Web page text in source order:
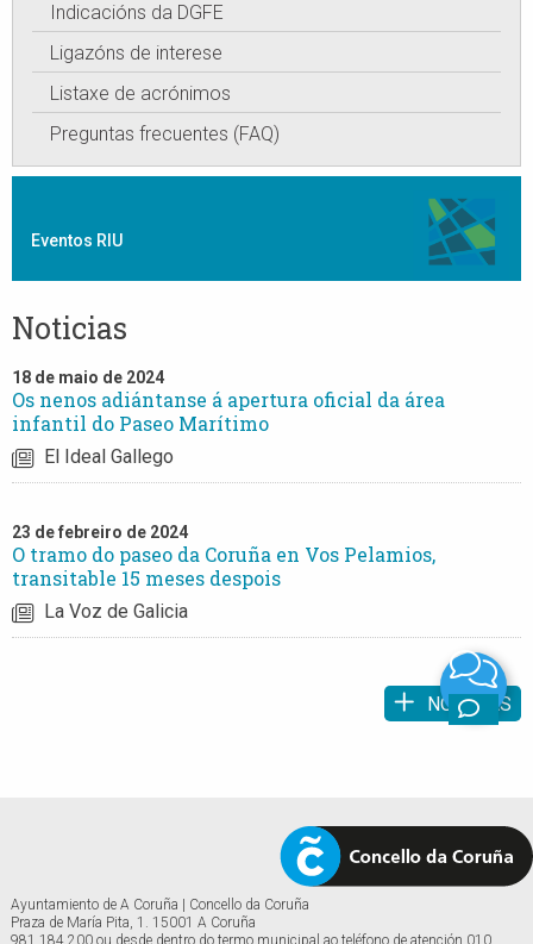
Indicacións da DGFE
Ligazóns de interese
Listaxe de acrónimos
Preguntas frecuentes (FAQ)
Eventos RIU
Noticias
18 de maio de 2024
Os nenos adiántanse á apertura oficial da área
infantil do Paseo Marítimo
El Ideal Gallego
23 de febreiro de 2024
O tramo do paseo da Coruña en Vos Pelamios,
transitable 15 meses despois
La Voz de Galicia
NOTICIAS
Ayuntamiento de A Coruña | Concello da Coruña
Praza de María Pita, 1. 15001 A Coruña